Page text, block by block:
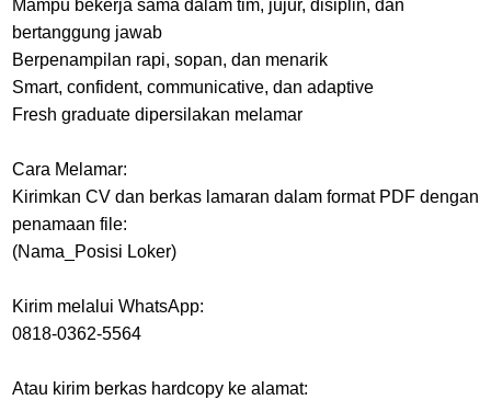
Mampu bekerja sama dalam tim, jujur, disiplin, dan
bertanggung jawab
Berpenampilan rapi, sopan, dan menarik
Smart, confident, communicative, dan adaptive
Fresh graduate dipersilakan melamar
Cara Melamar:
Kirimkan CV dan berkas lamaran dalam format PDF dengan
penamaan file:
(Nama_Posisi Loker)
Kirim melalui WhatsApp:
0818-0362-5564
Atau kirim berkas hardcopy ke alamat: